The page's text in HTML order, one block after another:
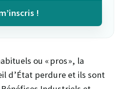
!
ou « pros », la
d’État perdure et ils sont